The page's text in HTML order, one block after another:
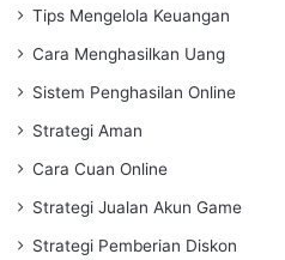
Tips Mengelola Keuangan
Cara Menghasilkan Uang
Sistem Penghasilan Online
Strategi Aman
Cara Cuan Online
Strategi Jualan Akun Game
Strategi Pemberian Diskon